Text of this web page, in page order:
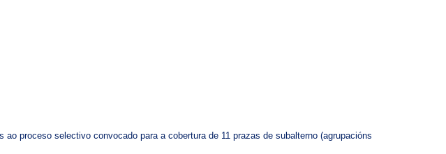
proceso selectivo convocado para a cobertura de 11 prazas de subalterno (agrupacións